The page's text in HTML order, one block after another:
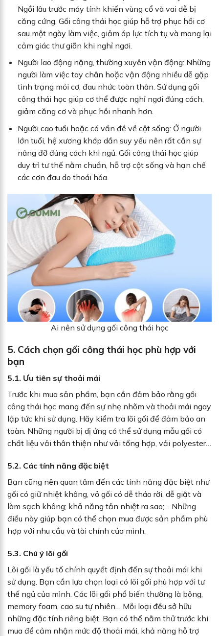
Ngồi lâu trước máy tính khiến vùng cổ và vai dễ bị
căng cứng. Gối công thái học giúp hỗ trợ phục hồi cơ
sau một ngày làm việc, giảm áp lực tích tụ và mang lại
cảm giác thư giãn khi nghỉ ngơi.
Người lao động nặng, thường xuyên vận động: Những
người làm việc tay chân hoặc vận động nhiều dễ gặp
tình trạng mỏi cơ, đau nhức toàn thân. Sử dụng gối
công thái học giúp cơ thể được nghỉ ngơi đúng cách,
giảm căng cơ và phục hồi nhanh hơn.
Người cao tuổi hoặc có vấn đề về cột sống: Ở người
lớn tuổi, hệ xương khớp dần suy yếu nên rất cần sự
nâng đỡ đúng cách khi ngủ. Gối công thái học giúp
duy trì tư thế nằm chuẩn, hỗ trợ cột sống và hạn chế
các cơn đau do thoái hóa.
Ai nên sử dụng gối công thái học
5. Cách chọn gối công thái học phù hợp với
bạn
5.1. Ưu tiên sự thoải mái
Trước khi mua sản phẩm, bạn cần đảm bảo rằng gối
công thái học mang đến sự nhẹ nhõm và thoải mái ngay
lập tức khi sử dụng. Hãy kiểm tra lõi gối để đảm bảo an
toàn. Những người bị dị ứng có thể sử dụng mẫu gối có
chất liệu vải thân thiện như vải tổng hợp, vải polyester…
5.2. Các tính năng đặc biệt
Bạn cũng nên quan tâm đến các tính năng đặc biệt như
gối có giữ nhiệt không, vỏ gối có dễ tháo rời, dễ giặt và
làm sạch không; khả năng tản nhiệt ra sao;… Những
điều này giúp bạn có thể chọn mua được sản phẩm phù
hợp với nhu cầu và tài chính của mình.
5.3. Chú ý lõi gối
Lõi gối là yếu tố chính quyết định đến sự thoải mái khi
sử dụng. Bạn cần lựa chọn loại có lõi gối phù hợp với tư
thế ngủ của mình. Các lõi gối phổ biến thường là bông,
memory foam, cao su tự nhiên… Mỗi loại đều sở hữu
những đặc tính riêng biệt. Bạn có thể nằm thử trước khi
mua để cảm nhận mức độ thoải mái, khả năng hỗ trợ